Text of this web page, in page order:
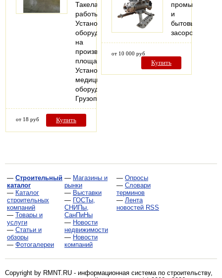
Такелажные
работы;
Установка
оборудования
на
производственных
площадях;
Установка
медицинского
оборудования;
Грузоподъемные…
от 18 руб Купить
промышленных
и
бытовых
засоров
от 10 000 руб
Купить
— Строительный
каталог
— Каталог
строительных
компаний
— Товары и
услуги
— Статьи и
обзоры
— Фотогалереи
— Магазины и
рынки
— Выставки
— ГОСТы,
СНИПы,
СанПиНы
— Новости
недвижимости
— Новости
компаний
— Опросы
— Словари
терминов
— Лента
новостей RSS
Copyright by RMNT.RU - информационная система по строительству,